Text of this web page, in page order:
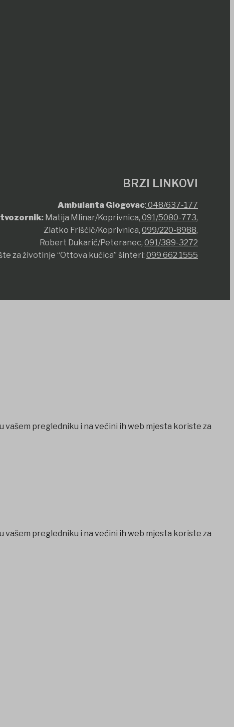
BRZI LINKOVI
Ambulanta Glogovac: 048/637-177
Matija Mlinar/Koprivnica, 091/5080-773,
Zlatko Friščić/Koprivnica, 099/220-8988,
Robert Dukarić/Peteranec, 091/389-3272
za životinje “Ottova kućica” šinteri: 099 662 1555
pregledniku i na većini ih web mjesta koriste za
pregledniku i na većini ih web mjesta koriste za